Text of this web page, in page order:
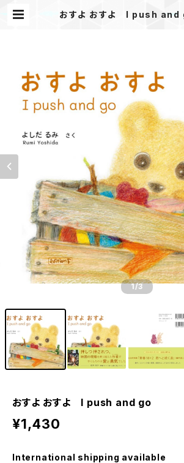
おすよ おすよ I push and
1/3
おすよ おすよ I push and go
¥1,430
International shipping available